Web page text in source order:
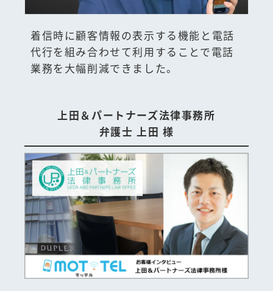
着信時に顧客情報の表示する機能と電話
代行を組み合わせて利用することで電話
業務を大幅削減できました。
上田＆パートナーズ法律事務所
弁護士 上田 様